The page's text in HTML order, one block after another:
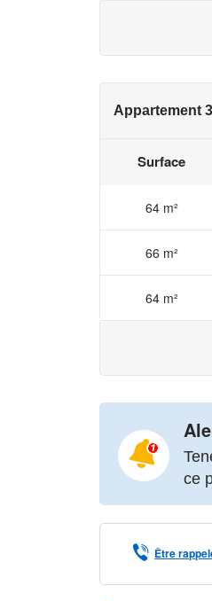
Appartement
Surface
64 m²
66 m²
64 m²
ce
Être